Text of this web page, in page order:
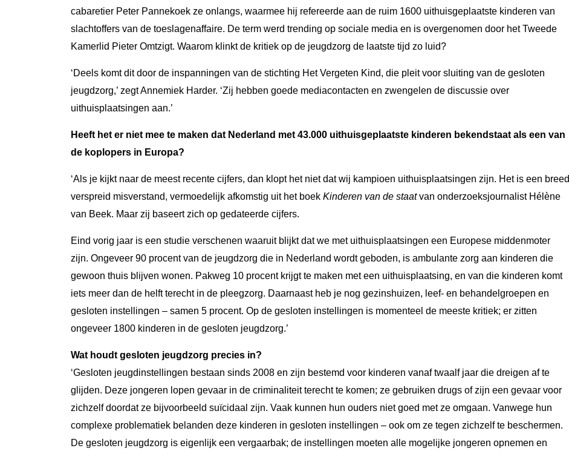
cabaretier Peter Pannekoek ze onlangs, waarmee hij refereerde aan de ruim 1600 uithuisgeplaatste kinderen van
slachtoffers van de toeslagenaffaire. De term werd trending op sociale media en is overgenomen door het Tweede
Kamerlid Pieter Omtzigt. Waarom klinkt de kritiek op de jeugdzorg de laatste tijd zo luid?
‘Deels komt dit door de inspanningen van de stichting Het Vergeten Kind, die pleit voor sluiting van de gesloten
jeugdzorg,’ zegt Annemiek Harder. ‘Zij hebben goede mediacontacten en zwengelen de discussie over
uithuisplaatsingen aan.’
Heeft het er niet mee te maken dat Nederland met 43.000 uithuisgeplaatste kinderen bekendstaat als een van
de koplopers in Europa?
‘Als je kijkt naar de meest recente cijfers, dan klopt het niet dat wij kampioen uithuisplaatsingen zijn. Het is een breed
verspreid misverstand, vermoedelijk afkomstig uit het boek Kinderen van de staatvan onderzoeksjournalist Hélène
van Beek. Maar zij baseert zich op gedateerde cijfers.
Eind vorig jaar is een studie verschenen waaruit blijkt dat we met uithuisplaatsingen een Europese middenmoter
zijn. Ongeveer 90 procent van de jeugdzorg die in Nederland wordt geboden, is ambulante zorg aan kinderen die
gewoon thuis blijven wonen. Pakweg 10 procent krijgt te maken met een uithuisplaatsing, en van die kinderen komt
iets meer dan de helft terecht in de pleegzorg. Daarnaast heb je nog gezinshuizen, leef- en behandelgroepen en
gesloten instellingen – samen 5 procent. Op de gesloten instellingen is momenteel de meeste kritiek; er zitten
ongeveer 1800 kinderen in de gesloten jeugdzorg.’
Wat houdt gesloten jeugdzorg precies in?
‘Gesloten jeugdinstellingen bestaan sinds 2008 en zijn bestemd voor kinderen vanaf twaalf jaar die dreigen af te
glijden. Deze jongeren lopen gevaar in de criminaliteit terecht te komen; ze gebruiken drugs of zijn een gevaar voor
zichzelf doordat ze bijvoorbeeld suïcidaal zijn. Vaak kunnen hun ouders niet goed met ze omgaan. Vanwege hun
complexe problematiek belanden deze kinderen in gesloten instellingen – ook om ze tegen zichzelf te beschermen.
De gesloten jeugdzorg is eigenlijk een vergaarbak; de instellingen moeten alle mogelijke jongeren opnemen en